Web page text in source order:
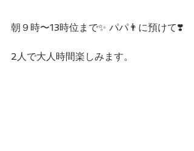
朝９時〜13時位まで✨ パパ👨に預けて❣️
2人で大人時間楽しみます。